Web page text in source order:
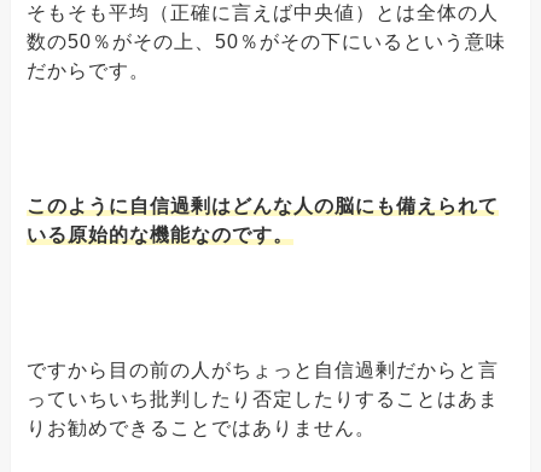
そもそも平均（正確に言えば中央値）とは全体の人
数の50％がその上、50％がその下にいるという意味
だからです。
このように自信過剰はどんな人の脳にも備えられて
いる原始的な機能なのです。
ですから目の前の人がちょっと自信過剰だからと言
っていちいち批判したり否定したりすることはあま
りお勧めできることではありません。